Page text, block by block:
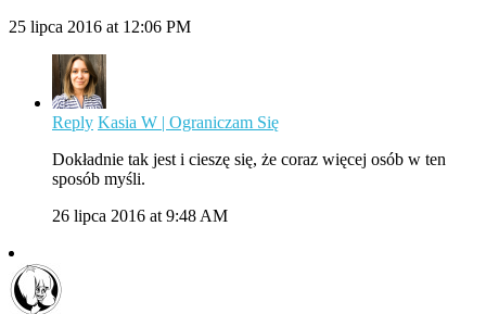
25 lipca 2016 at 12:06 PM
Reply Kasia W | Ograniczam Się
Dokładnie tak jest i cieszę się, że coraz więcej osób w ten
sposób myśli.
26 lipca 2016 at 9:48 AM